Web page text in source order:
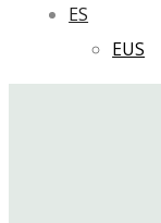
ES
EUS